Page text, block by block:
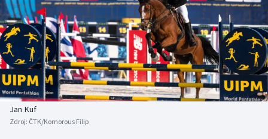
Americký fotbal
Baseball a softbal
Basketbal
Biatlon
NEPŘEHLÉDNĚTE
Soutěže
Historické návraty
Aplikace ČT sport
Jan Kuf
Zdroj: ČTK/Komorous Filip